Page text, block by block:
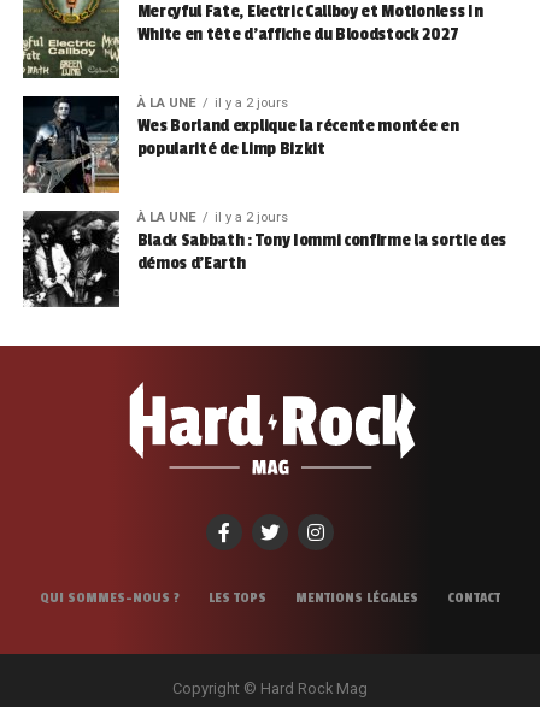
Mercyful Fate, Electric Callboy et Motionless In
White en tête d’affiche du Bloodstock 2027
À LA UNE il y a 2 jours
Wes Borland explique la récente montée en
popularité de Limp Bizkit
À LA UNE il y a 2 jours
Black Sabbath : Tony Iommi confirme la sortie des
démos d’Earth
QUI SOMMES-NOUS ? LES TOPS MENTIONS LÉGALES CONTACT
Copyright © Hard Rock Mag